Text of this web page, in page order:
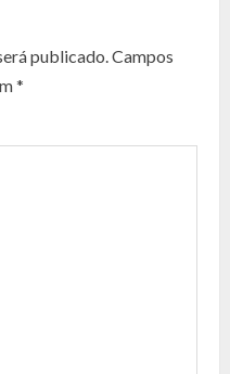
publicado. Campos
*